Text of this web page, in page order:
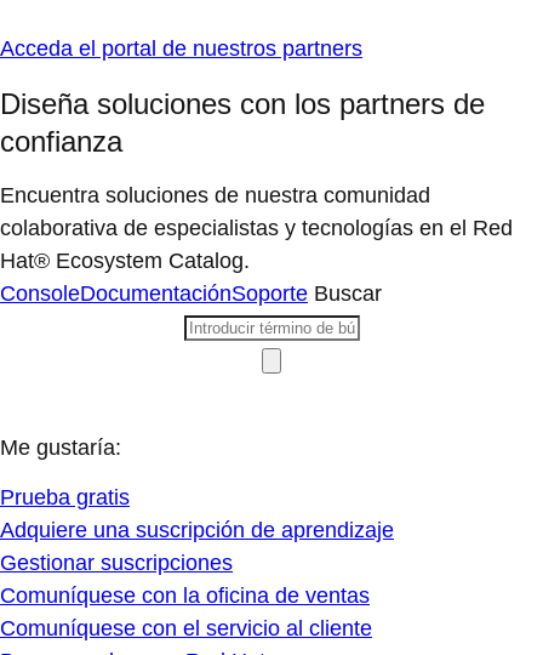
Acceda el portal de nuestros partners
Diseña soluciones con los partners de
confianza
Encuentra soluciones de nuestra comunidad
colaborativa de especialistas y tecnologías en el Red
Hat® Ecosystem Catalog.
ConsoleDocumentaciónSoporte Buscar
Me gustaría:
Prueba gratis
Adquiere una suscripción de aprendizaje
Gestionar suscripciones
Comuníquese con la oficina de ventas
Comuníquese con el servicio al cliente